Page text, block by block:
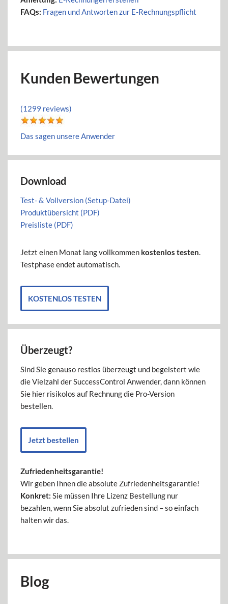
FAQs: Fragen und Antworten zur E-Rechnungspflicht
Kunden Bewertungen
(1299 reviews)
Das sagen unsere Anwender
Download
Test- & Vollversion (Setup-Datei)
Produktübersicht (PDF)
Preisliste (PDF)
Jetzt einen Monat lang vollkommen kostenlos testen.
Testphase endet automatisch.
KOSTENLOS TESTEN
Überzeugt?
Sind Sie genauso restlos überzeugt und begeistert wie
die Vielzahl der SuccessControl Anwender, dann können
Sie hier risikolos auf Rechnung die Pro-Version
bestellen.
Jetzt bestellen
Zufriedenheitsgarantie!
Wir geben Ihnen die absolute Zufriedenheitsgarantie!
Konkret: Sie müssen Ihre Lizenz Bestellung nur
bezahlen, wenn Sie absolut zufrieden sind – so einfach
halten wir das.
Blog